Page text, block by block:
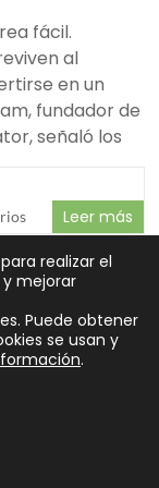
fácil.
al
en un
fundador de
señaló los
Leer más
reservados.
WordPress
realizar el
y mejorar
Puede obtener
se usan y
.